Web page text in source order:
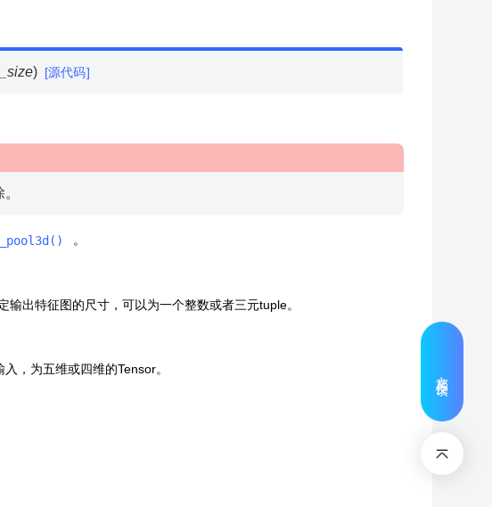
) [源代码]
。
输出特征图的尺寸，可以为一个整数或者三元tuple。
，为五维或四维的Tensor。